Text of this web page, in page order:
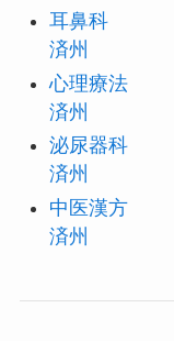
耳鼻科
済州
心理療法
済州
泌尿器科
済州
中医漢方
済州